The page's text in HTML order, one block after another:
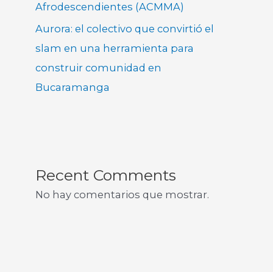
Afrodescendientes (ACMMA)
Aurora: el colectivo que convirtió el
slam en una herramienta para
construir comunidad en
Bucaramanga
Recent Comments
No hay comentarios que mostrar.